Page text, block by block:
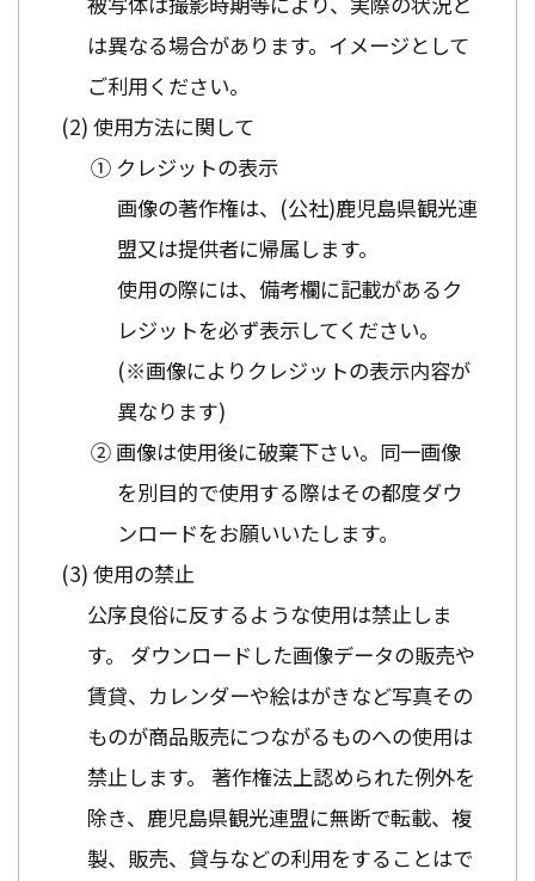
は異なる場合があります。イメージとして
ご利用ください。
使用方法に関して
① クレジットの表示
画像の著作権は、(公社)鹿児島県観光連
盟又は提供者に帰属します。
使用の際には、備考欄に記載があるク
レジットを必ず表示してください。
(※画像によりクレジットの表示内容が
異なります)
② 画像は使用後に破棄下さい。同一画像
を別目的で使用する際はその都度ダウ
ンロードをお願いいたします。
使用の禁止
公序良俗に反するような使用は禁止しま
す。 ダウンロードした画像データの販売や
賃貸、カレンダーや絵はがきなど写真その
ものが商品販売につながるものへの使用は
禁止します。 著作権法上認められた例外を
除き、鹿児島県観光連盟に無断で転載、複
製、販売、貸与などの利用をすることはで